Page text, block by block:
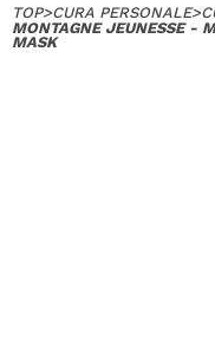
TOP>CURA PERSONALE>
MONTAGNE JEUNESSE -
MASK